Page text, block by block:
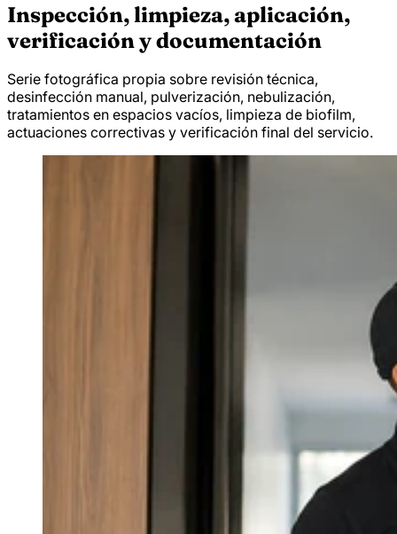
Inspección, limpieza, aplicación,
verificación y documentación
Serie fotográfica propia sobre revisión técnica,
desinfección manual, pulverización, nebulización,
tratamientos en espacios vacíos, limpieza de biofilm,
actuaciones correctivas y verificación final del servicio.